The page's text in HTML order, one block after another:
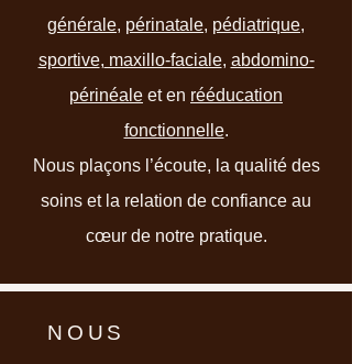
générale, périnatale, pédiatrique,
sportive, maxillo-faciale, abdomino-
périnéale et en rééducation
fonctionnelle.
Nous plaçons l’écoute, la qualité des
soins et la relation de confiance au
cœur de notre pratique.
NOUS